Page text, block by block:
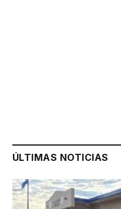
ÚLTIMAS NOTICIAS